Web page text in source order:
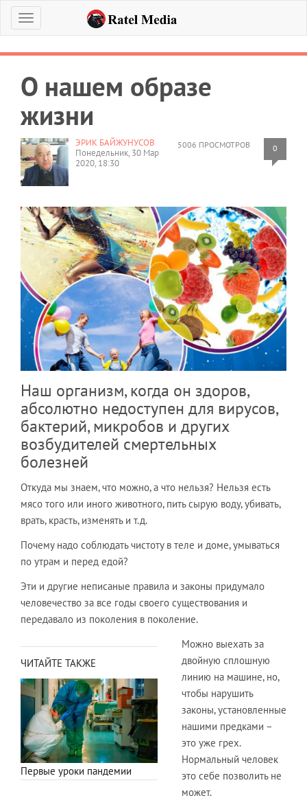
Меню
О нашем образе
жизни
5006 ПРОСМОТРОВ 0
ЭРИК БАЙЖУНУСОВ
Понедельник, 30 Мар
2020, 18:30
Наш организм, когда он здоров,
абсолютно недоступен для вирусов,
бактерий, микробов и других
возбудителей смертельных
болезней
​Откуда мы знаем, что можно, а что нельзя? Нельзя есть
мясо того или иного животного, пить сырую воду, убивать,
врать, красть, изменять и т.д.
​Почему надо соблюдать чистоту в теле и доме, умываться
по утрам и перед едой?
Эти и другие неписаные правила и законы придумало
человечество за все годы своего существования и
передавало из поколения в поколение.​
ЧИТАЙТЕ ТАКЖЕ
Первые уроки пандемии
Можно выехать за
двойную сплошную
линию на машине, но,
чтобы нарушить
законы, установленные
нашими предками –
это уже грех.
Нормальный человек
это себе позволить не
может.